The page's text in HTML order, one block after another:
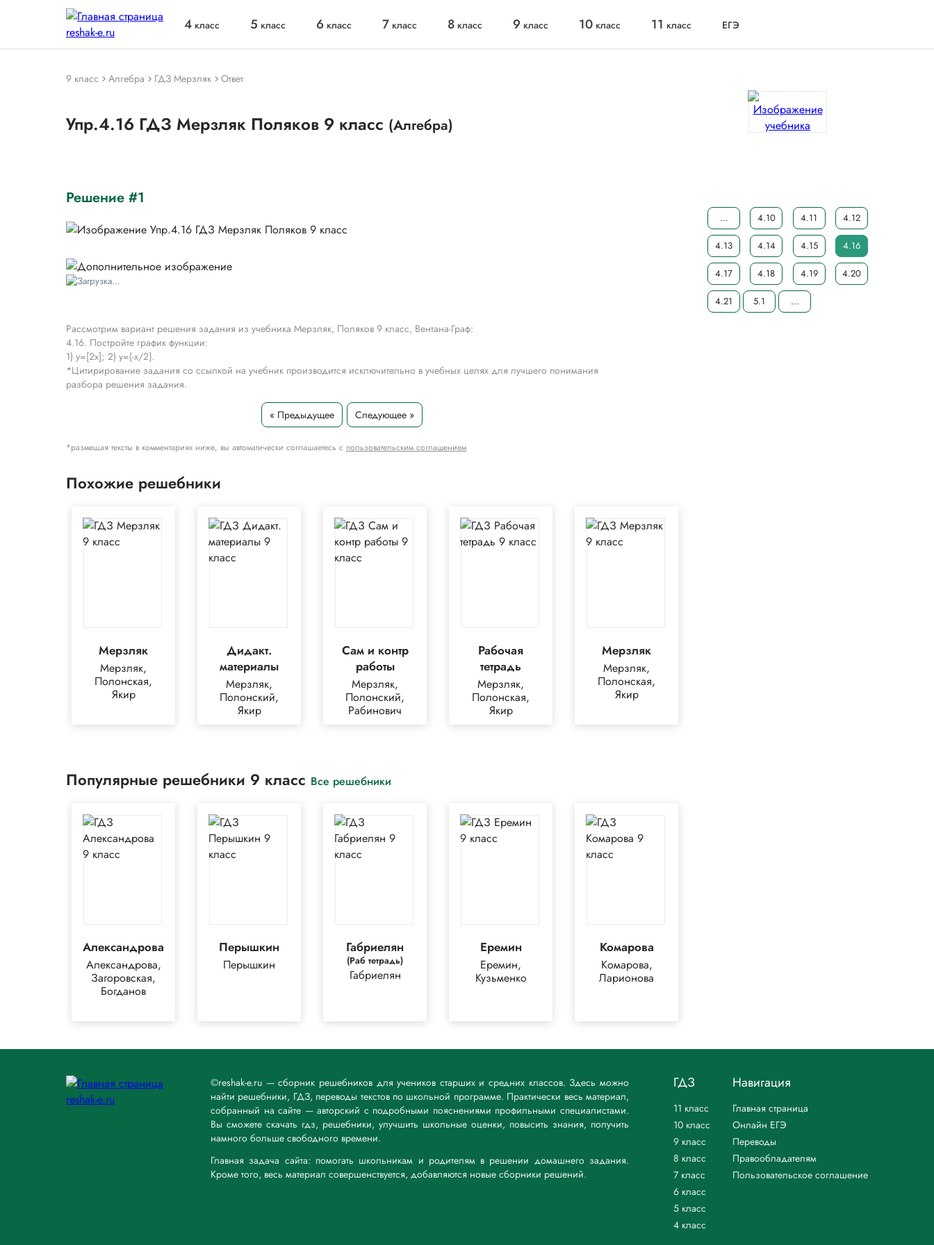
4 класс 5 класс 6 класс 7 класс 8 класс 9 класс 10 класс 11 класс ЕГЭ
9 класс Алгебра ГДЗ Мерзляк Ответ
Упр.4.16 ГДЗ Мерзляк Поляков 9 класс (Алгебра)
Решение #1
Рассмотрим вариант решения задания из учебника Мерзляк, Поляков 9 класс, Вентана-Граф:
4.16. Постройте график функции:
1) y=[2x]; 2) y={-x/2}.
*Цитирирование задания со ссылкой на учебник производится исключительно в учебных целях для лучшего понимания
разбора решения задания.
« Предыдущее Следующее »
*размещая тексты в комментариях ниже, вы автоматически соглашаетесь с пользовательским соглашением
Похожие решебники
Мерзляк
Мерзляк,
Полонская,
Якир
Дидакт.
материалы
Мерзляк,
Полонский,
Якир
Сам и контр
работы
Мерзляк,
Полонский,
Рабинович
Рабочая
тетрадь
Мерзляк,
Полонская,
Якир
Мерзляк
Мерзляк,
Полонская,
Якир
Популярные решебники 9 класс Все решебники
Александрова
Александрова,
Загоровская,
Богданов
Перышкин
Перышкин
Габриелян
(Раб тетрадь)
Габриелян
Еремин
Еремин,
Кузьменко
Комарова
Комарова,
Ларионова
... 4.10 4.11 4.12
4.13 4.14 4.15 4.16
4.17 4.18 4.19 4.20
4.21 5.1 ...
©reshak-e.ru — сборник решебников для учеников старших и средних классов. Здесь можно
найти решебники, ГДЗ, переводы текстов по школьной программе. Практически весь материал,
собранный на сайте — авторский с подробными пояснениями профильными специалистами.
Вы сможете скачать гдз, решебники, улучшить школьные оценки, повысить знания, получить
намного больше свободного времени.
Главная задача сайта: помогать школьникам и родителям в решении домашнего задания.
Кроме того, весь материал совершенствуется, добавляются новые сборники решений.
ГДЗ
11 класс
10 класс
9 класс
8 класс
7 класс
6 класс
5 класс
4 класс
Навигация
Главная страница
Онлайн ЕГЭ
Переводы
Правообладателям
Пользовательское соглашение